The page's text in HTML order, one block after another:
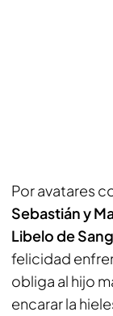
Por avatares
Sebastián y
Libelo de
felicidad
obliga al hijo
encarar la